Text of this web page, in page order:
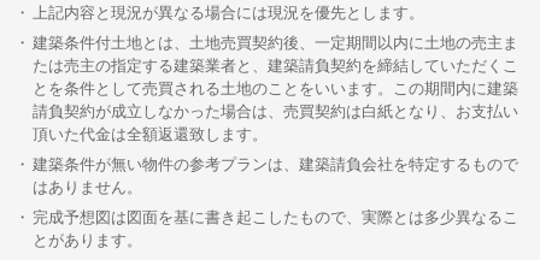
上記内容と現況が異なる場合には現況を優先とします。
建築条件付土地とは、土地売買契約後、一定期間以内に土地の売主ま
たは売主の指定する建築業者と、建築請負契約を締結していただくこ
とを条件として売買される土地のことをいいます。この期間内に建築
請負契約が成立しなかった場合は、売買契約は白紙となり、お支払い
頂いた代金は全額返還致します。
建築条件が無い物件の参考プランは、建築請負会社を特定するもので
はありません。
完成予想図は図面を基に書き起こしたもので、実際とは多少異なるこ
とがあります。